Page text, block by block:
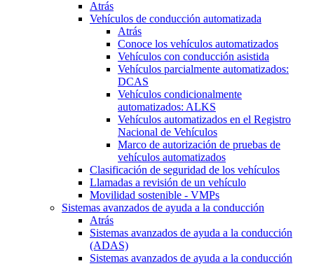
Atrás
Vehículos de conducción automatizada
Atrás
Conoce los vehículos automatizados
Vehículos con conducción asistida
Vehículos parcialmente automatizados:
DCAS
Vehículos condicionalmente
automatizados: ALKS
Vehículos automatizados en el Registro
Nacional de Vehículos
Marco de autorización de pruebas de
vehículos automatizados
Clasificación de seguridad de los vehículos
Llamadas a revisión de un vehículo
Movilidad sostenible - VMPs
Sistemas avanzados de ayuda a la conducción
Atrás
Sistemas avanzados de ayuda a la conducción
(ADAS)
Sistemas avanzados de ayuda a la conducción